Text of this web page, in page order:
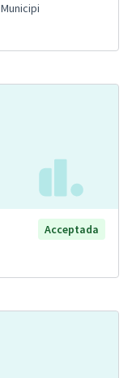
Municipi
Acceptada